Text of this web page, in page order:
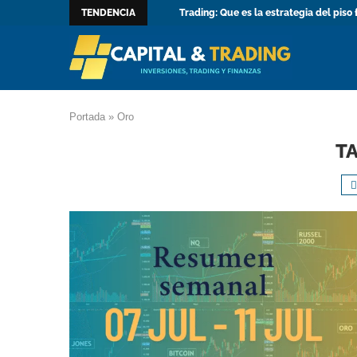
TENDENCIA Trading: Que es la estrategia del piso
Portada » Oro